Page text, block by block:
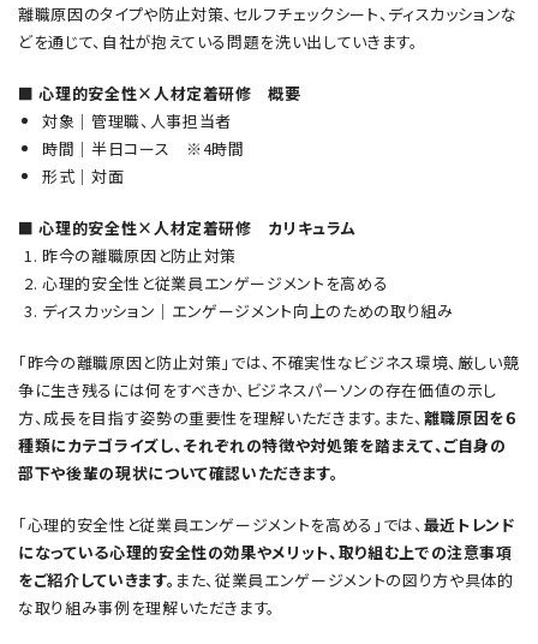
離職原因のタイプや防止対策、セルフチェックシート、ディスカッションな
どを通じて、自社が抱えている問題を洗い出していきます。
■ 心理的安全性×人材定着研修 概要
対象│管理職、人事担当者
時間│半日コース ※4時間
形式│対面
■ 心理的安全性×人材定着研修 カリキュラム
昨今の離職原因と防止対策
心理的安全性と従業員エンゲージメントを高める
ディスカッション│エンゲージメント向上のための取り組み
「昨今の離職原因と防止対策」では、不確実性なビジネス環境、厳しい競
争に生き残るには何をすべきか、ビジネスパーソンの存在価値の示し
方、成長を目指す姿勢の重要性を理解いただきます。また、離職原因を６
種類にカテゴライズし、それぞれの特徴や対処策を踏まえて、ご自身の
部下や後輩の現状について確認いただきます。
「心理的安全性と従業員エンゲージメントを高める」では、最近トレンド
になっている心理的安全性の効果やメリット、取り組む上での注意事項
をご紹介していきます。 また、従業員エンゲージメントの図り方や具体的
な取り組み事例を理解いただきます。